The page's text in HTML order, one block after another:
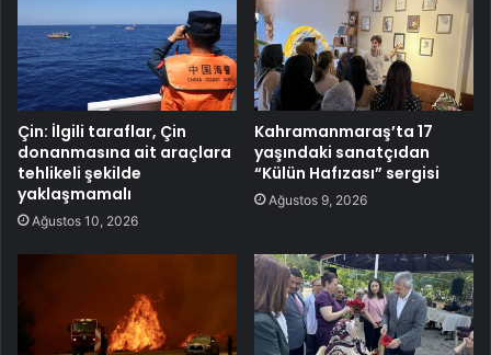
Çin: İlgili taraflar, Çin
donanmasına ait araçlara
tehlikeli şekilde
yaklaşmamalı
Ağustos 10, 2026
Kahramanmaraş’ta 17
yaşındaki sanatçıdan
“Külün Hafızası” sergisi
Ağustos 9, 2026